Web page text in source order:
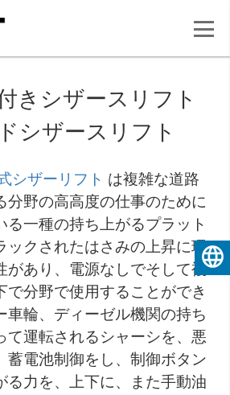
きシザースリフト
シザースリフト
シザーリフト は複雑な道路
分野の高高度の仕事のために
る一種の持ち上がるプラット
ックされたはさみの上昇に環
があり、電源なしでそして複
で分野で使用することができ
車輪、ディーゼル機関の持ち
て運転されるシャーシを、悪
蓄電池制御をし、制御ボタン
る力を、上下に、また手動油
日本語